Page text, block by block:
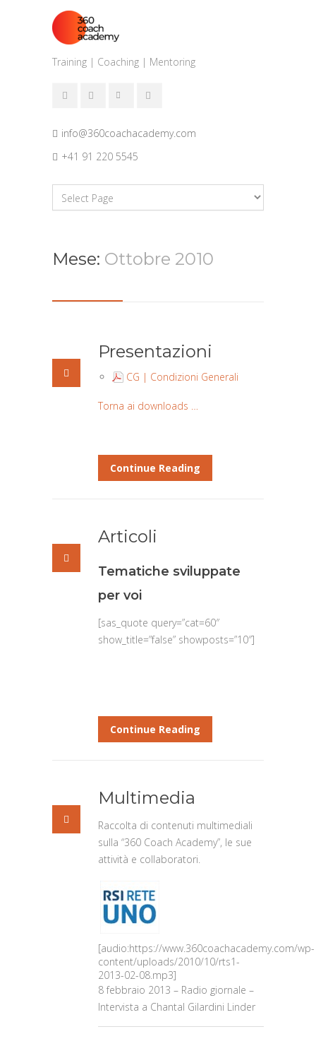
Training | Coaching | Mentoring
info@360coachacademy.com
+41 91 220 5545
Mese: Ottobre 2010
Presentazioni
CG | Condizioni Generali
Torna ai downloads …
Continue Reading
Articoli
Tematiche sviluppate
per voi
[sas_quote query=”cat=60″
show_title=”false” showposts=”10″]
Continue Reading
Multimedia
Raccolta di contenuti multimediali
sulla “360 Coach Academy”, le sue
attività e collaboratori.
[audio:https://www.360coachacademy.com/wp-
content/uploads/2010/10/rts1-
2013-02-08.mp3]
8 febbraio 2013 – Radio giornale –
Intervista a Chantal Gilardini Linder